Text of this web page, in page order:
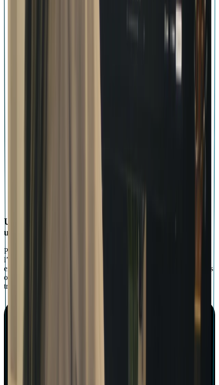
Une application de bureau au potentiel créatif
unique
Profite d’un éventail de fonctions complet : peaufine tes pistes à
l’aide de la masterisation par IA ou accède à Voice Studio pour
expérimenter et transformer tes voix. Ces outils sont conçus pour les
ordinateurs de bureau afin que tu puisses produire et peaufiner ton
travail en toute facilité.